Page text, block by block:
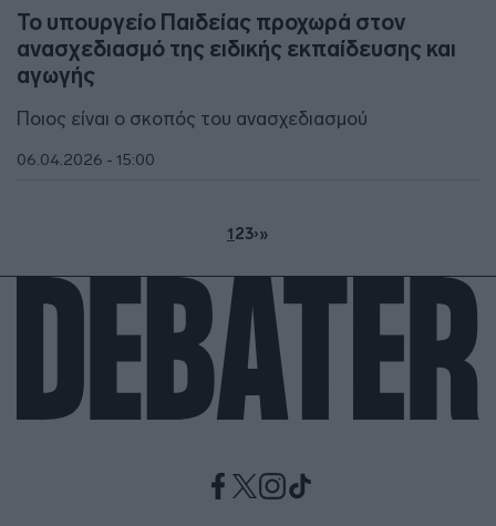
Το υπουργείο Παιδείας προχωρά στον
ανασχεδιασμό της ειδικής εκπαίδευσης και
αγωγής
Ποιος είναι ο σκοπός του ανασχεδιασμού
06.04.2026 - 15:00
123›»